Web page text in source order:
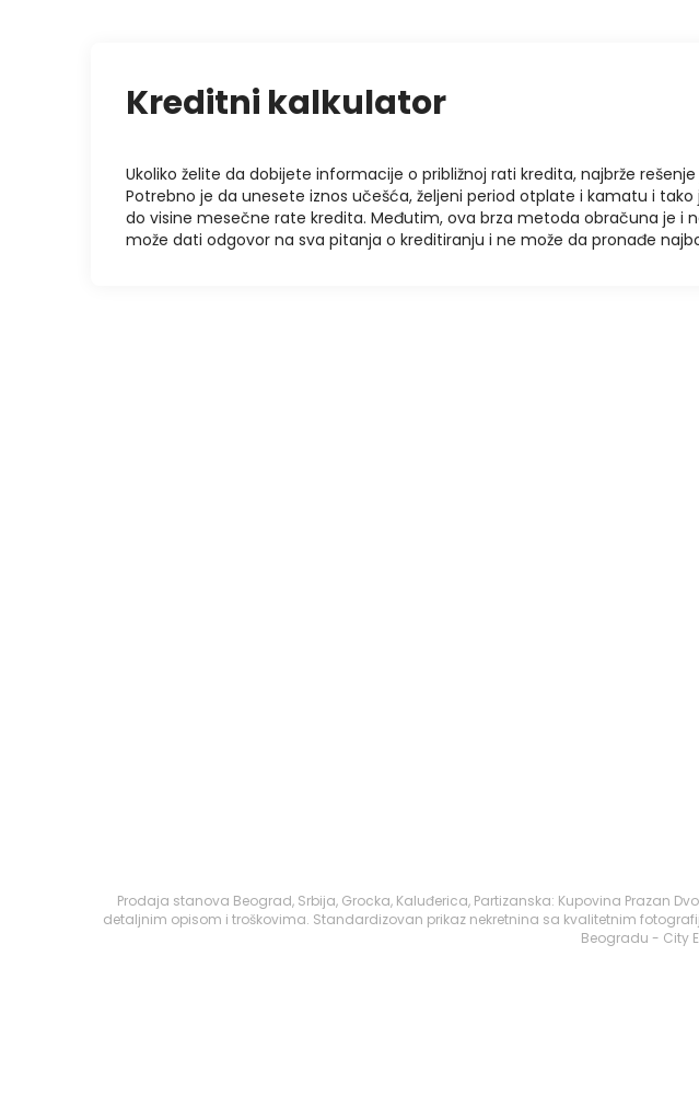
Kreditni kalkulator
Ukoliko želite da dobijete informacije o približnoj rati kredita, najbrže
Potrebno je da unesete iznos učešća, željeni period otplate i kamatu i
do visine mesečne rate kredita. Međutim, ova brza metoda obračuna je i
može dati odgovor na sva pitanja o kreditiranju i ne može da pronađe
Prodaja stanova Beograd, Srbija, Grocka, Kaluđerica, Partizanska: Kupovina Prazan
detaljnim opisom i troškovima. Standardizovan prikaz nekretnina sa kvalitetnim
Beogradu - City